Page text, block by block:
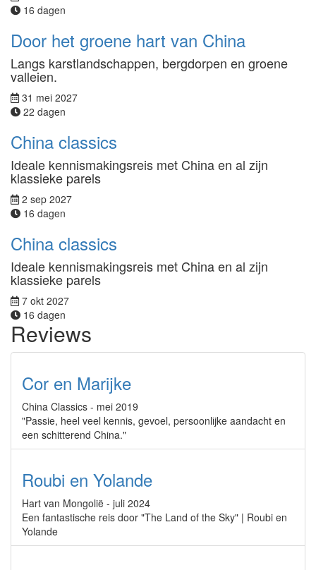
16 dagen
Door het groene hart van China
Langs karstlandschappen, bergdorpen en groene
valleien.
31 mei 2027
22 dagen
China classics
Ideale kennismakingsreis met China en al zijn
klassieke parels
2 sep 2027
16 dagen
China classics
Ideale kennismakingsreis met China en al zijn
klassieke parels
7 okt 2027
16 dagen
Reviews
Cor en Marijke
China Classics - mei 2019
"Passie, heel veel kennis, gevoel, persoonlijke aandacht en
een schitterend China."
Roubi en Yolande
Hart van Mongolië - juli 2024
Een fantastische reis door "The Land of the Sky" | Roubi en
Yolande